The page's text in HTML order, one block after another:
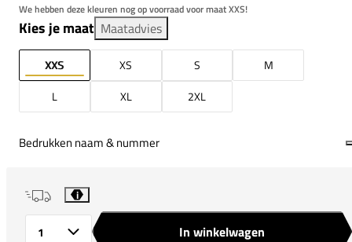
We hebben deze kleuren nog op voorraad voor maat XXS!
Kies je maat Maatadvies
XXS XS S
M
L
XL 2XL
Bedrukken naam & nummer
i
In winkelwagen